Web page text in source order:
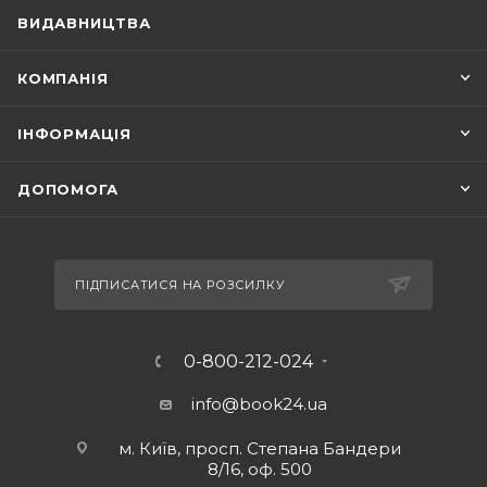
ВИДАВНИЦТВА
КОМПАНІЯ
ІНФОРМАЦІЯ
ДОПОМОГА
ПІДПИСАТИСЯ НА РОЗСИЛКУ
0-800-212-024
info@book24.ua
м. Київ, просп. Степана Бандери
8/16, оф. 500